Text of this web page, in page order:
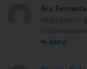
Sra.
Muito bom! O
Gostei
REPLY